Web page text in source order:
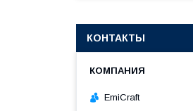
КОНТАКТЫ
EmiCraft